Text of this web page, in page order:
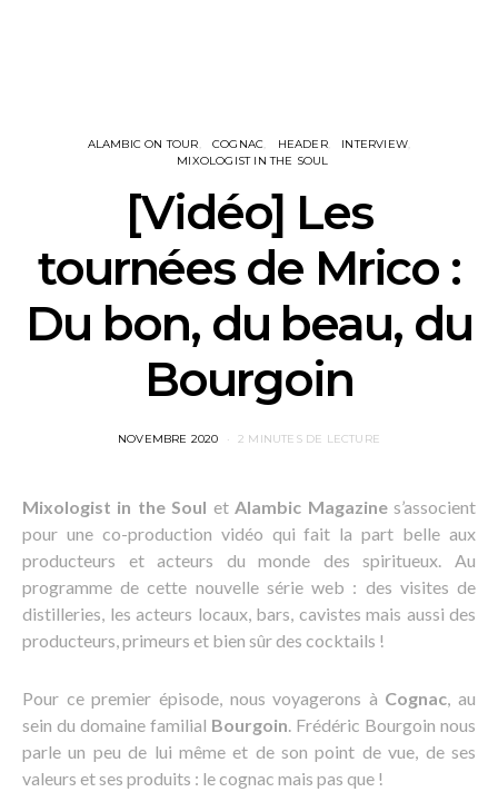
ALAMBIC ON TOUR COGNAC HEADER
INTERVIEW
MIXOLOGIST IN THE SOUL
[Vidéo] Les
tournées de Mrico :
Du bon, du beau, du
Bourgoin
POSTED
NOVEMBRE 2020 2 MINUTES DE LECTURE
Mixologist in the Soul etAlambic Magazines’associent
pour une co-production vidéo qui fait la part belle aux
producteurs et acteurs du monde des spiritueux. Au
programme de cette nouvelle série web : des visites de
distilleries, les acteurs locaux, bars, cavistes mais aussi des
producteurs, primeurs et bien sûr des cocktails !
Pour ce premier épisode, nous voyagerons à Cognac, au
sein du domaine familial Bourgoin. Frédéric Bourgoin nous
parle un peu de lui même et de son point de vue, de ses
valeurs et ses produits : le cognac mais pas que !